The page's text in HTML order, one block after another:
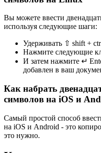
Вы можете ввести
используя следующие шаги:
Удерживать ⇧ shift +
Нажмите следующие
И затем нажмите ↵
добавлен в ваш
Как набрать
символов на iOS и
Самый простой способ
на iOS и Android - это
это нужно.